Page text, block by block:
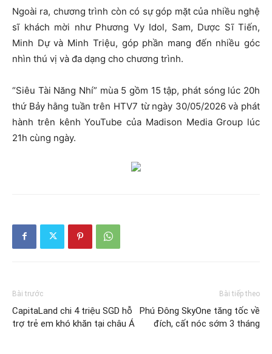
Ngoài ra, chương trình còn có sự góp mặt của nhiều nghệ
sĩ khách mời như Phương Vy Idol, Sam, Dược Sĩ Tiến,
Minh Dự và Minh Triệu, góp phần mang đến nhiều góc
nhìn thú vị và đa dạng cho chương trình.
“Siêu Tài Năng Nhí” mùa 5 gồm 15 tập, phát sóng lúc 20h
thứ Bảy hằng tuần trên HTV7 từ ngày 30/05/2026 và phát
hành trên kênh YouTube của Madison Media Group lúc
21h cùng ngày.
Bài trước
CapitaLand chi 4 triệu SGD hỗ
trợ trẻ em khó khăn tại châu Á
Bài tiếp theo
Phú Đông SkyOne tăng tốc về
đích, cất nóc sớm 3 tháng